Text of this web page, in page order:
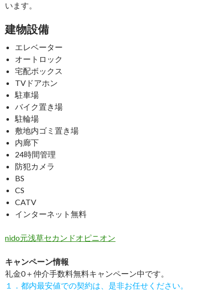
います。
建物設備
エレベーター
オートロック
宅配ボックス
TVドアホン
駐車場
バイク置き場
駐輪場
敷地内ゴミ置き場
内廊下
24時間管理
防犯カメラ
BS
CS
CATV
インターネット無料
nido元浅草セカンドオピニオン
キャンペーン情報
礼金0＋仲介手数料無料キャンペーン中です。
１．都内最安値での契約は、是非お任せください。